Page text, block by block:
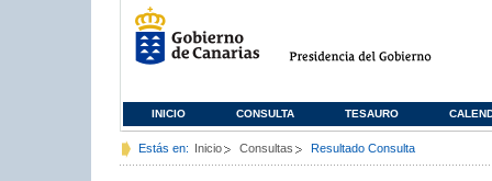
INICIO CONSULTA TESAURO
Estás en: Inicio Consultas Resultado Consulta